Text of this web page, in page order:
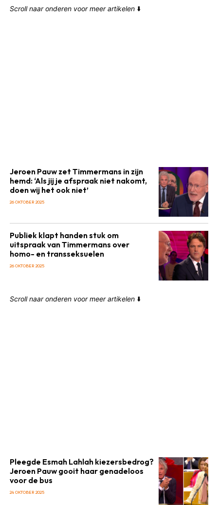
Scroll naar onderen voor meer artikelen ⬇️
Jeroen Pauw zet Timmermans in zijn
hemd: ‘Als jij je afspraak niet nakomt,
doen wij het ook niet’
26 OKTOBER 2025
Publiek klapt handen stuk om
uitspraak van Timmermans over
homo- en transseksuelen
26 OKTOBER 2025
Scroll naar onderen voor meer artikelen ⬇️
Pleegde Esmah Lahlah kiezersbedrog?
Jeroen Pauw gooit haar genadeloos
voor de bus
24 OKTOBER 2025